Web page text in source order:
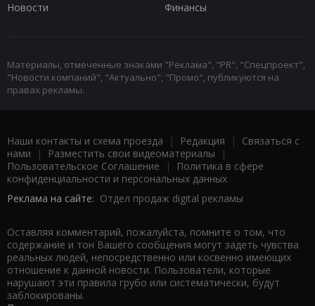
Новости
Финансы
Материалы, отмеченные знаками "Реклама", "PR", "Спецпроект",
"Новости компаний", "Актуально", "Промо", публикуются на
правах рекламы.
Наши контакты и схема проезда | Редакция | Связаться с
нами | Разместить свои видеоматериалы |
Пользовательское Соглашение |
Политика в сфере
конфиденциальности и персональных данных
Реклама на сайте: Отдел продаж digital рекламы
Оставляя комментарий, пожалуйста, помните о том, что
содержание и тон Вашего сообщения могут задеть чувства
реальных людей, непосредственно или косвенно имеющих
отношение к данной новости. Пользователи, которые
нарушают эти правила грубо или систематически, будут
заблокированы.